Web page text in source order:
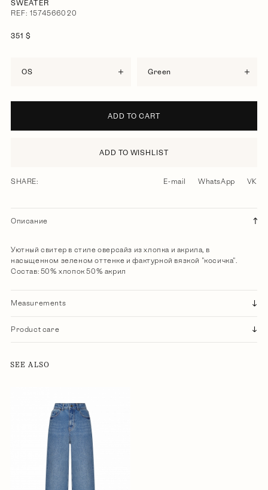
SWEATER
REF: 1574566020
351 $
OS green
ADD TO CART
ADD TO WISHLIST
SHARE: E-mail WhatsApp VK
Описание
Уютный свитер в стиле оверсайз из хлопка и акрила, в
насыщенном зеленом оттенке и фактурной вязкой "косичка".
Состав: 50% хлопок 50% акрил
Measurements
Product care
SEE ALSO